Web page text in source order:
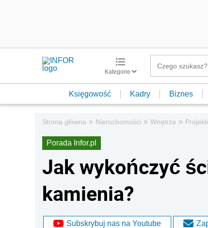
Kategorie
Księgowość Kadry Biznes
Strona główna » Nieruchomości » Wnętrza »
Porada Infor.pl
Jak wykończyć
kamienia?
Subskrybuj nas na Youtube